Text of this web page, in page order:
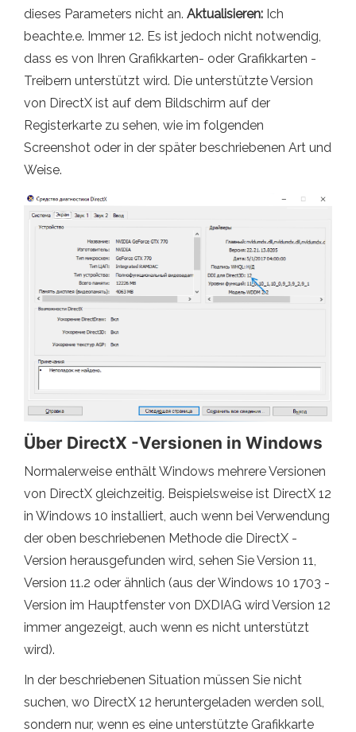
dieses Parameters nicht an. Aktualisieren: Ich
beachte.e. Immer 12. Es ist jedoch nicht notwendig,
dass es von Ihren Grafikkarten- oder Grafikkarten -
Treibern unterstützt wird. Die unterstützte Version
von DirectX ist auf dem Bildschirm auf der
Registerkarte zu sehen, wie im folgenden
Screenshot oder in der später beschriebenen Art und
Weise.
Über DirectX -Versionen in Windows
Normalerweise enthält Windows mehrere Versionen
von DirectX gleichzeitig. Beispielsweise ist DirectX 12
in Windows 10 installiert, auch wenn bei Verwendung
der oben beschriebenen Methode die DirectX -
Version herausgefunden wird, sehen Sie Version 11,
Version 11.2 oder ähnlich (aus der Windows 10 1703 -
Version im Hauptfenster von DXDIAG wird Version 12
immer angezeigt, auch wenn es nicht unterstützt
wird).
In der beschriebenen Situation müssen Sie nicht
suchen, wo DirectX 12 heruntergeladen werden soll,
sondern nur, wenn es eine unterstützte Grafikkarte